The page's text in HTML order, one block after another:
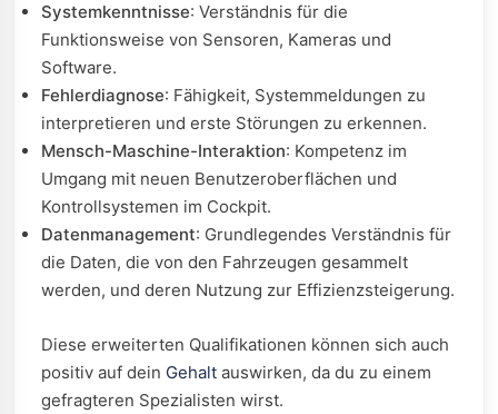
Systemkenntnisse: Verständnis für die
Funktionsweise von Sensoren, Kameras und
Software.
Fehlerdiagnose: Fähigkeit, Systemmeldungen zu
interpretieren und erste Störungen zu erkennen.
Mensch-Maschine-Interaktion: Kompetenz im
Umgang mit neuen Benutzeroberflächen und
Kontrollsystemen im Cockpit.
Datenmanagement: Grundlegendes Verständnis für
die Daten, die von den Fahrzeugen gesammelt
werden, und deren Nutzung zur Effizienzsteigerung.
Diese erweiterten Qualifikationen können sich auch
positiv auf dein Gehalt auswirken, da du zu einem
gefragteren Spezialisten wirst.